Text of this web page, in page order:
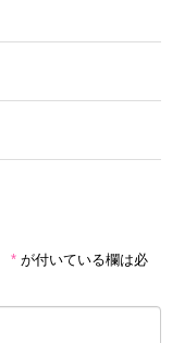
* が付いている欄は必